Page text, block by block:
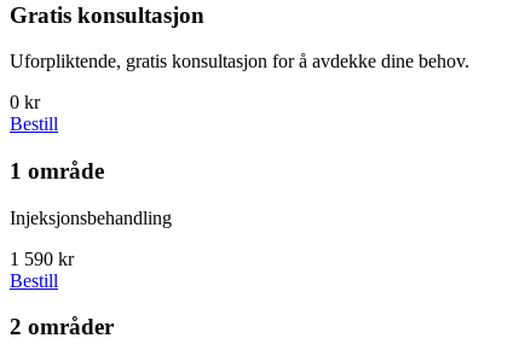
Gratis konsultasjon
Uforpliktende, gratis konsultasjon for å avdekke dine behov.
0 kr
Bestill
1 område
Injeksjonsbehandling
1 590 kr
Bestill
2 områder